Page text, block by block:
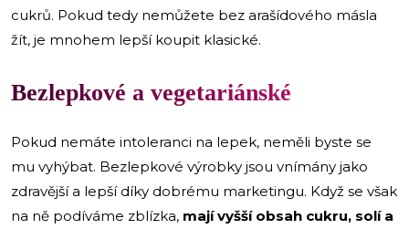
cukrů. Pokud tedy nemůžete bez arašídového másla
žít, je mnohem lepší koupit klasické.
Bezlepkové a vegetariánské
Pokud nemáte intoleranci na lepek, neměli byste se
mu vyhýbat. Bezlepkové výrobky jsou vnímány jako
zdravější a lepší díky dobrému marketingu. Když se však
na ně podíváme zblízka, mají vyšší obsah cukru, solí a